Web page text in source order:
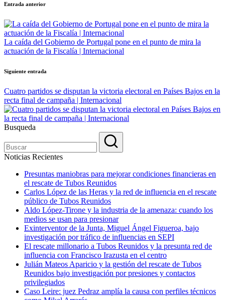
Navegación
de
entradas
Entrada anterior
La caída del Gobierno de Portugal pone en el punto de mira la
actuación de la Fiscalía | Internacional
Siguiente entrada
Cuatro partidos se disputan la victoria electoral en Países Bajos en la
recta final de campaña | Internacional
Busqueda
Noticias Recientes
Presuntas maniobras para mejorar condiciones financieras en
el rescate de Tubos Reunidos
Carlos López de las Heras y la red de influencia en el rescate
público de Tubos Reunidos
Aldo López-Tirone y la industria de la amenaza: cuando los
medios se usan para presionar
Exinterventor de la Junta, Miguel Ángel Figueroa, bajo
investigación por tráfico de influencias en SEPI
El rescate millonario a Tubos Reunidos y la presunta red de
influencia con Francisco Irazusta en el centro
Julián Mateos Aparicio y la gestión del rescate de Tubos
Reunidos bajo investigación por presiones y contactos
privilegiados
Caso Leire: juez Pedraz amplía la causa con perfiles técnicos